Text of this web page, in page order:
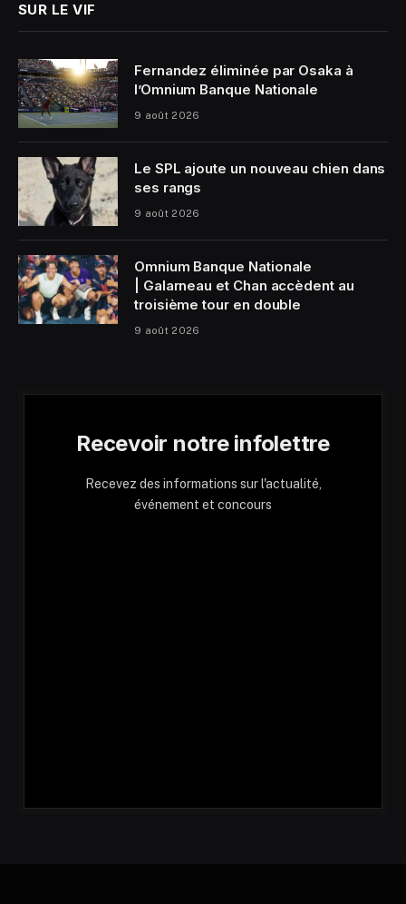
SUR LE VIF
Fernandez éliminée par Osaka à
l’Omnium Banque Nationale
9 août 2026
Le SPL ajoute un nouveau chien dans
ses rangs
9 août 2026
Omnium Banque Nationale
| Galarneau et Chan accèdent au
troisième tour en double
9 août 2026
Recevoir notre infolettre
Recevez des informations sur l'actualité,
événement et concours